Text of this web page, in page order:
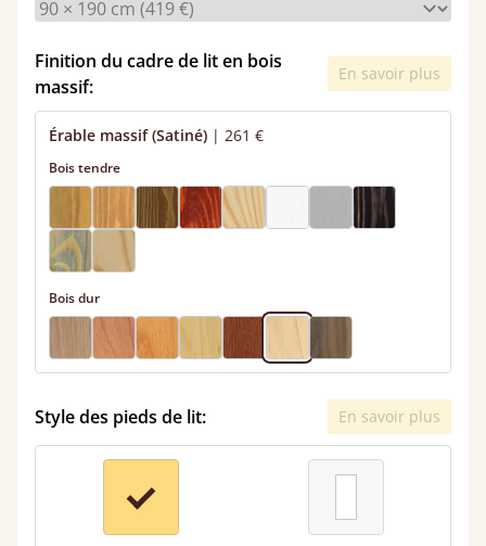
Finition du cadre de lit en bois
massif:
En savoir plus
Érable massif (Satiné) | 261 €
Bois tendre
Bois dur
Style des pieds de lit: En savoir plus